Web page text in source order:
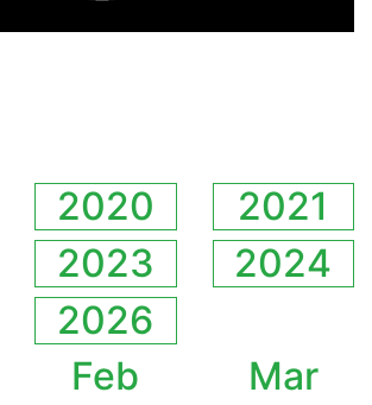
2020
2021
2023
2024
2026
Feb
Mar